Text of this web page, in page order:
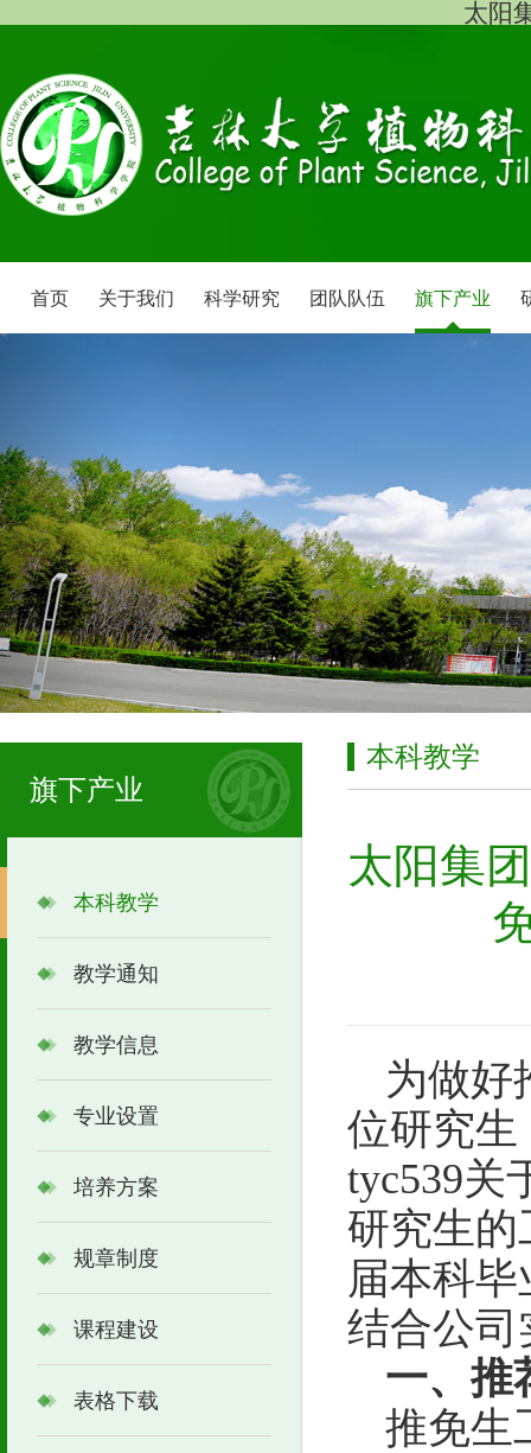
太阳
首页 关于我们 科学研究 团队队伍 旗下产业
旗下产业
本科教学
教学通知
教学信息
专业设置
培养方案
规章制度
课程建设
表格下载
本科教学
太阳集
为做好
位研究生
tyc539关
研究生的
届本科
结合公司
一、推
推免生